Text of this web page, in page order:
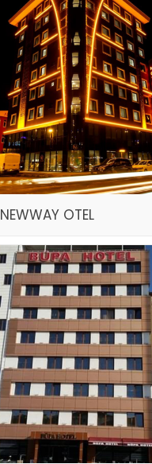
NEWWAY OTEL